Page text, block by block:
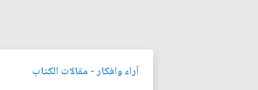
آراء وافكار- مقالات الكتاب